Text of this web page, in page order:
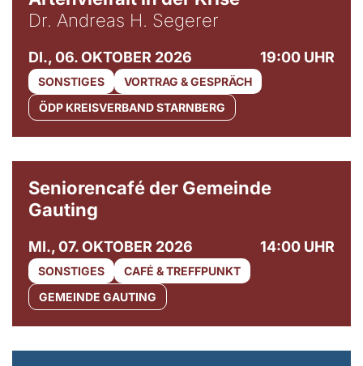
Dr. Andreas H. Segerer
DI., 06. OKTOBER 2026 19:00 UHR
SONSTIGES
VORTRAG & GESPRÄCH
ÖDP KREISVERBAND STARNBERG
Seniorencafé der Gemeinde
Gauting
MI., 07. OKTOBER 2026 14:00 UHR
SONSTIGES
CAFÉ & TREFFPUNKT
GEMEINDE GAUTING